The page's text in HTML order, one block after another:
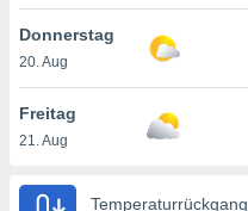
auf
klicken.
und
Donnerstag
20. Aug
Freitag
21. Aug
Temperaturrückgang